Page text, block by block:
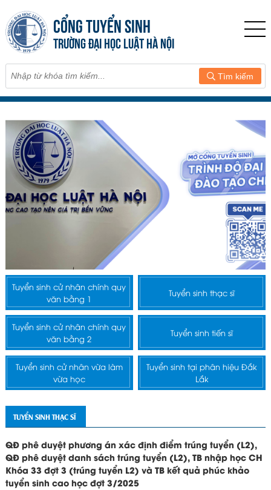
CỔNG TUYỂN SINH
TRƯỜNG ĐẠI HỌC LUẬT HÀ NỘI
Tìm kiếm
Tuyển sinh cử nhân chính quy
văn bằng 1
Tuyển sinh thạc sĩ
Tuyển sinh cử nhân chính quy
văn bằng 2
Tuyển sinh tiến sĩ
Tuyển sinh cử nhân vừa làm
vừa học
Tuyển sinh tại phân hiệu Đắk
Lắk
TUYỂN SINH THẠC SĨ
QĐ phê duyệt phương án xác định điểm trúng tuyển (L2),
QĐ phê duyệt danh sách trúng tuyển (L2), TB nhập học CH
Khóa 33 đợt 3 (trúng tuyển L2) và TB kết quả phúc khảo
tuyển sinh cao học đợt 3/2025